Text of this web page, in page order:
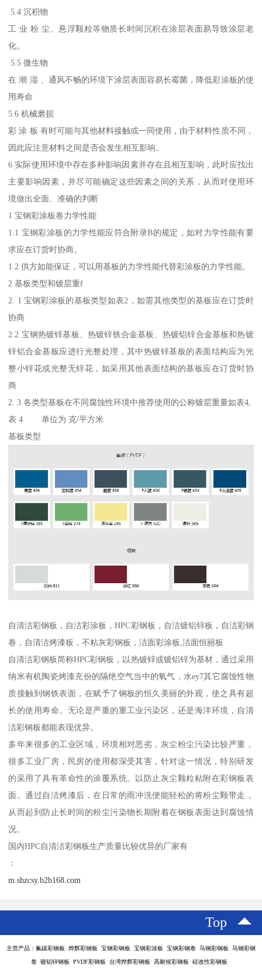
5.4 沉积物
工 业 粉 尘、悬浮颗粒等物质长时间沉积在涂层表面易导致涂层老
化。
5.5 微生物
在 潮 湿 、通风不畅的环境下涂层表面容易长霉菌，降低彩涂板的使
用寿命
5.6 机械磨损
彩 涂 板 有时可能与其他材料接触或一同使用，由于材料性质不同，
因此应注意材料之间是否会发生相互影响。
6 实际使用环境中存在多种影响因素并存在且相互影响，此时应找出
主要影响因素，并尽可能确定这些因素之间的关系，从而对使用环
境做出全面、准确的判断
1 宝钢彩涂板卷力学性能
1.1 宝钢彩涂板的力学性能应符合附录B的规定，如对力学性能有要
求应在订货时协商。
1.2 供方如能保证，可以用基板的力学性能代替彩涂板的力学性能。
2 基板类型和镀层重f
2. 1 宝钢彩涂板的基板类型如表2，如需其他类型的基板应在订货时
协商
2.2 宝钢热镀锌基板、热镀锌铁合金基板、热镀铝锌合金基板和热镀
锌铝合金基板应进行光整处理，其中热镀锌基板的表面结构应为光
整小锌花或光整无锌花，如采用其他表面结构的基板应在订货时协
商
2. 3 各类型基板在不同腐蚀性环境中推荐使用的公称镀层重量如表4,
表 4 单位为 克/平方米
基板类型
自清洁彩钢板，自洁彩涂板，HPC彩钢板，自洁镀铝锌板，自洁彩钢
卷，自清洁烤漆板，不粘灰彩钢板，洁面彩涂板,洁面恒丽板
自清洁彩钢板简称HPC彩钢板，以热镀锌或镀铝锌为基材，通过采用
纳米有机陶瓷烤漆充份的隔绝空气当中的氧气，水ey7其它腐蚀性物
质接触到钢铁表面，在赋予了钢板的恒久美丽的外观，使之具有超
长的使用寿命。无论是严重的重工业污染区，还是海洋环境，自清
洁彩钢板都能表现优异。
多年来很多的工业区域，环境相对恶劣，灰尘粉尘污染比较严重，
很多工业厂房，民房的使用都深受其害，针对这一情况，特别研发
的采用了具有革命性的涂覆系统。以防止灰尘颗粒粘附在彩钢板表
面。通过自洁烤漆后，在日常的雨冲洗便能轻松的将粉尘颗带走，
从而起到防止长时间的粉尘污染物长期附着在钢板表面达到腐蚀情
况。
国内HPC自清洁彩钢板生产质量比较优异的厂家有
：
m.shzcsy.b2b168.com
Top
主营产品：氟碳彩钢板 烨辉彩钢板 宝钢彩钢板 宝钢彩涂板 宝钢彩钢卷 马钢彩钢板 马钢彩钢
卷 镀铝锌钢板 PVDF彩钢板 台湾烨辉彩钢板 高耐候彩钢板 硅改性彩钢板